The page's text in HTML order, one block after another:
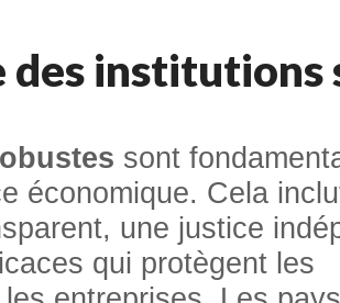
des institutions
sont
économique. Cela
une justice
qui protègent les